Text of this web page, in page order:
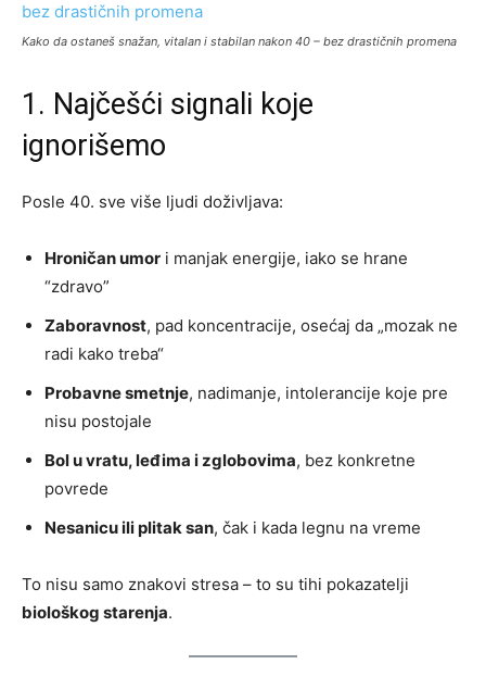
Kako da ostaneš snažan, vitalan i stabilan nakon 40 – bez drastičnih promena
1. Najčešći signali koje
ignorišemo
Posle 40. sve više ljudi doživljava:
Hroničan umor i manjak energije, iako se hrane
“zdravo”
Zaboravnost, pad koncentracije, osećaj da „mozak ne
radi kako treba“
Probavne smetnje, nadimanje, intolerancije koje pre
nisu postojale
Bol u vratu, leđima i zglobovima, bez konkretne
povrede
Nesanicu ili plitak san, čak i kada legnu na vreme
To nisu samo znakovi stresa – to su tihi pokazatelji
biološkog starenja.